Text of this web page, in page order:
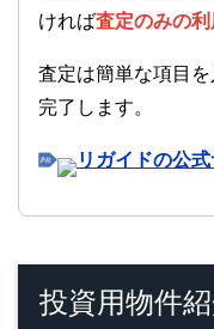
ければ査定のみの
査定は簡単な項目を
完了します。
リガイドの公式
投資用物件